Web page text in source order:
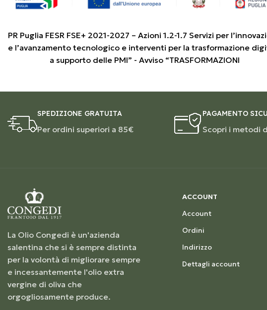
PR Puglia FESR FSE+ 2021-2027 – Azioni 1.2-1.7 Servizi per
e l’avanzamento tecnologico e interventi per la trasformazione
a supporto delle PMI” - Avviso “TRASFORMAZIONI
SPEDIZIONE GRATUITA
Per ordini superiori a 85€
PAGAMENTO
Scopri i metodi
La Olio Congedi è un'azienda
salentina che si è sempre distinta
per la volontà di migliorare sempre
e incessantemente l'olio extra
vergine di oliva che
orgogliosamente produce.
ACCOUNT
Account
Ordini
Indirizzo
Dettagli account